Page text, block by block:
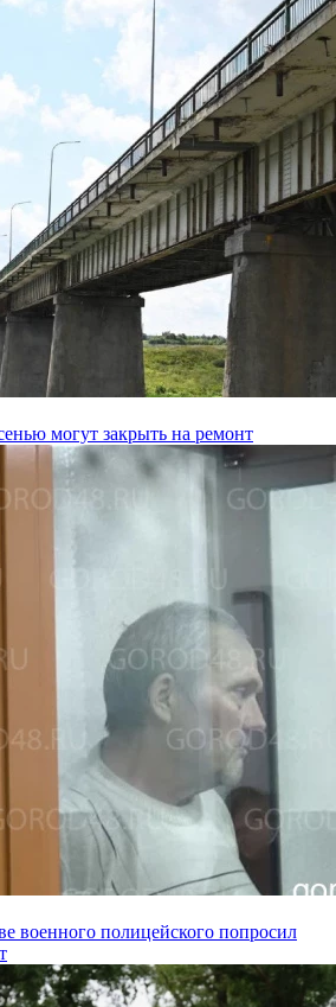
могут закрыть на ремонт
военного полицейского попросил